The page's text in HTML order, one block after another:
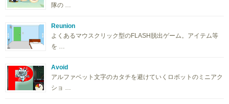
隊の …
Reunion
よくあるマウスクリック型のFLASH脱出ゲーム。アイテム等
を …
Avoid
アルファベット文字のカタチを避けていくロボットのミニアク
ショ …